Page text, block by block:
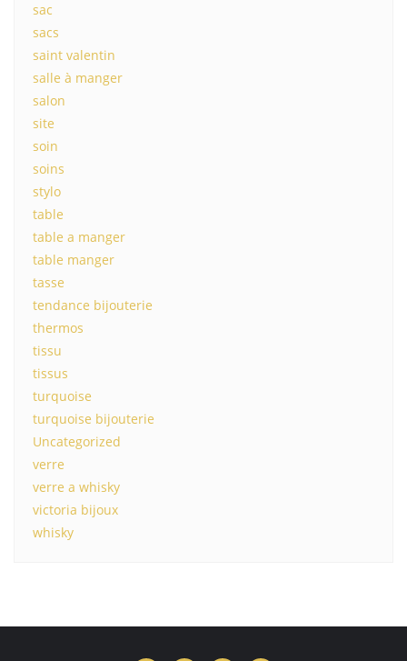
sac
sacs
saint valentin
salle à manger
salon
site
soin
soins
stylo
table
table a manger
table manger
tasse
tendance bijouterie
thermos
tissu
tissus
turquoise
turquoise bijouterie
Uncategorized
verre
verre a whisky
victoria bijoux
whisky